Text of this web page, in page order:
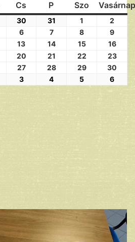
Cs P Szo Vasárnap
30 31 1
2
6 7 8
9
13 14 15
16
20 21 22
23
27 28 29
30
3 4 5 6